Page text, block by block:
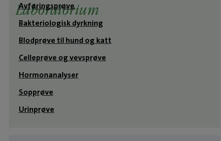
Laboratorium
Avføringsprøve
Bakteriologisk dyrkning
Blodprøve til hund og katt
Celleprøve og vevsprøve
Hormonanalyser
Sopprøve
Urinprøve